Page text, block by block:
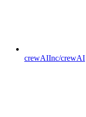
crewAIInc/crewAI